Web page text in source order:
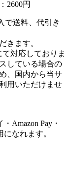
2600円
で送料、代引き
きます。
て対応しておりま
している場合の
、国内から当サ
用いただけませ
Amazon Pay・
なれます。